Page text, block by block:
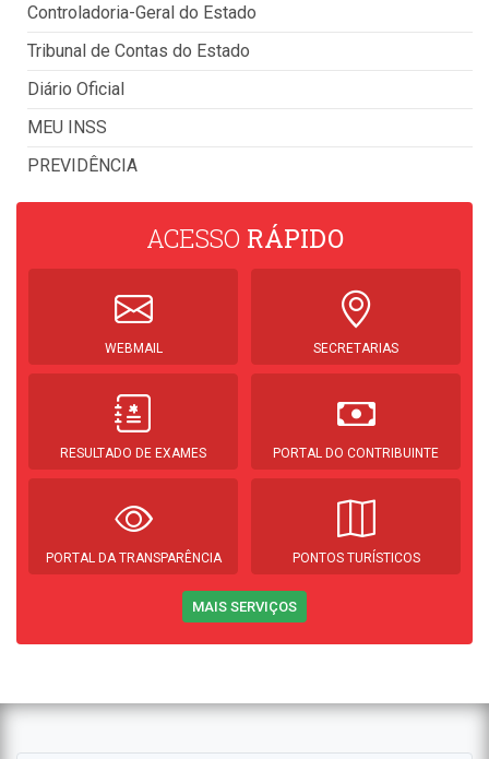
Controladoria-Geral do Estado
Tribunal de Contas do Estado
Diário Oficial
MEU INSS
PREVIDÊNCIA
ACESSO RÁPIDO
WEBMAIL SECRETARIAS
RESULTADO DE EXAMES PORTAL DO CONTRIBUINTE
PORTAL DA TRANSPARÊNCIA PONTOS TURÍSTICOS
MAIS SERVIÇOS